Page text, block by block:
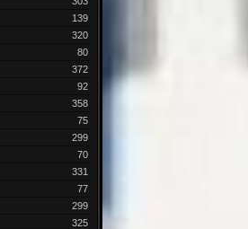
139
320
80
372
92
358
75
299
70
331
77
299
325